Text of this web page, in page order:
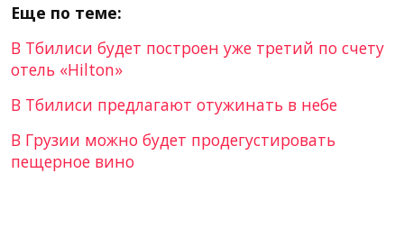
Еще по теме:
В Тбилиси будет построен уже третий по счету
отель «Hilton»
В Тбилиси предлагают отужинать в небе
В Грузии можно будет продегустировать
пещерное вино